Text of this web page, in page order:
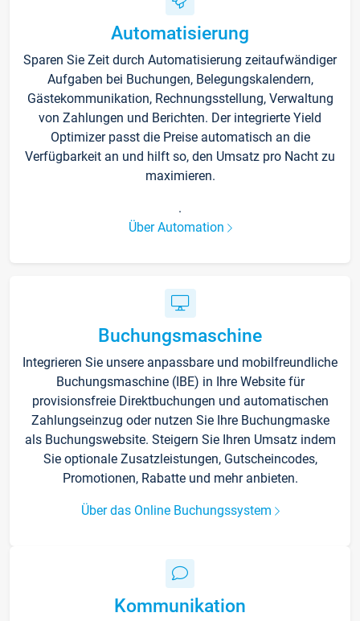
Automatisierung
Sparen Sie Zeit durch Automatisierung zeitaufwändiger
Aufgaben bei Buchungen, Belegungskalendern,
Gästekommunikation, Rechnungsstellung, Verwaltung
von Zahlungen und Berichten. Der integrierte Yield
Optimizer passt die Preise automatisch an die
Verfügbarkeit an und hilft so, den Umsatz pro Nacht zu
maximieren.
.
Über Automation
Buchungsmaschine
Integrieren Sie unsere anpassbare und mobilfreundliche
Buchungsmaschine (IBE) in Ihre Website für
provisionsfreie Direktbuchungen und automatischen
Zahlungseinzug oder nutzen Sie Ihre Buchungmaske
als Buchungswebsite. Steigern Sie Ihren Umsatz indem
Sie optionale Zusatzleistungen, Gutscheincodes,
Promotionen, Rabatte und mehr anbieten.
Über das Online Buchungssystem
Kommunikation